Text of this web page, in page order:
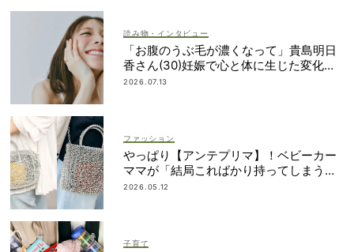
読み物・インタビュー
「お腹のうぶ毛が濃くなって」貴島明日
香さん(30)妊娠で心と体に生じた変化も
「愛しいです」
2026.07.13
ファッション
やっぱり【アンテプリマ】！ベビーカー
ママが「結局こればかり持ってしまう」
納得の理由
2026.05.12
子育て